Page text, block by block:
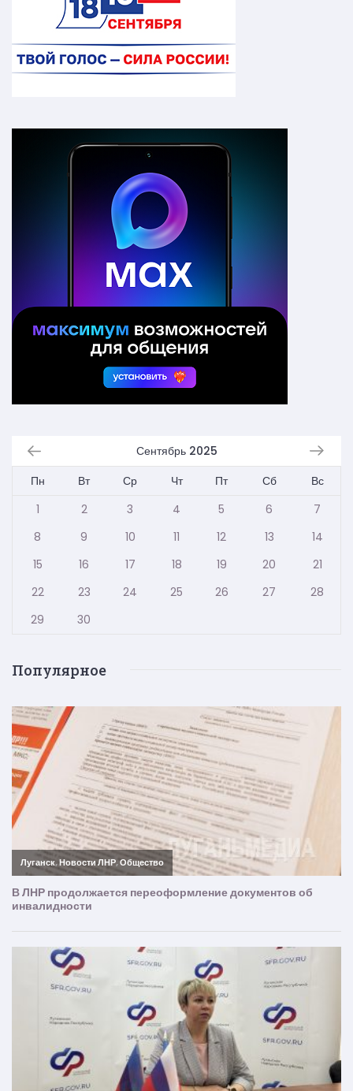
Сентябрь 2025
Пн
Вт Ср Чт Пт Сб
Вс
1
2 3 4 5 6
7
8
9 10 11 12 13
14
15
16 17 18 19 20
21
22
23 24 25 26 27
28
29
30
Популярное